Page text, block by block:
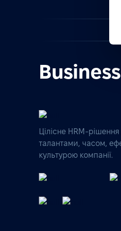
Цілісне HRM-
талантами, часом,
культурою компанії.